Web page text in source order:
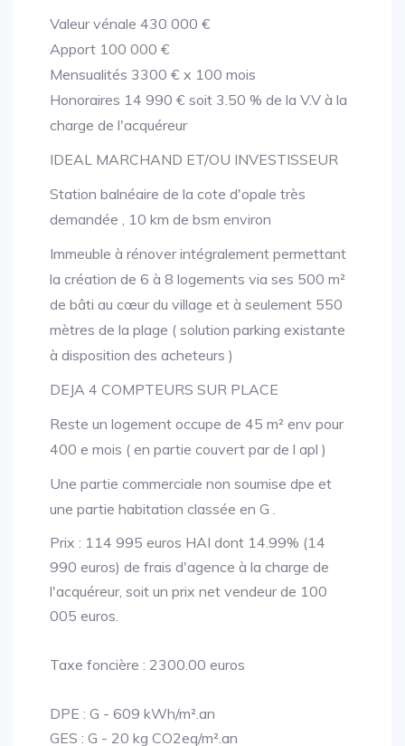
Valeur vénale 430 000 €
Apport 100 000 €
Mensualités 3300 € x 100 mois
Honoraires 14 990 € soit 3.50 % de la V.V à la
charge de l'acquéreur
IDEAL MARCHAND ET/OU INVESTISSEUR
Station balnéaire de la cote d'opale très
demandée , 10 km de bsm environ
Immeuble à rénover intégralement permettant
la création de 6 à 8 logements via ses 500 m²
de bâti au cœur du village et à seulement 550
mètres de la plage ( solution parking existante
à disposition des acheteurs )
DEJA 4 COMPTEURS SUR PLACE
Reste un logement occupe de 45 m² env pour
400 e mois ( en partie couvert par de l apl )
Une partie commerciale non soumise dpe et
une partie habitation classée en G .
Prix : 114 995 euros HAI dont 14.99% (14
990 euros) de frais d'agence à la charge de
l'acquéreur, soit un prix net vendeur de 100
005 euros.
Taxe foncière : 2300.00 euros
DPE : G - 609 kWh/m².an
GES : G - 20 kg CO2eq/m².an